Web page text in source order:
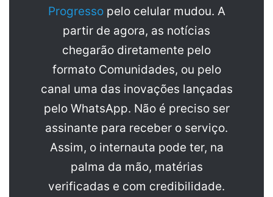
Progresso pelo celular mudou. A
partir de agora, as notícias
chegarão diretamente pelo
formato Comunidades, ou pelo
canal uma das inovações lançadas
pelo WhatsApp. Não é preciso ser
assinante para receber o serviço.
Assim, o internauta pode ter, na
palma da mão, matérias
verificadas e com credibilidade.